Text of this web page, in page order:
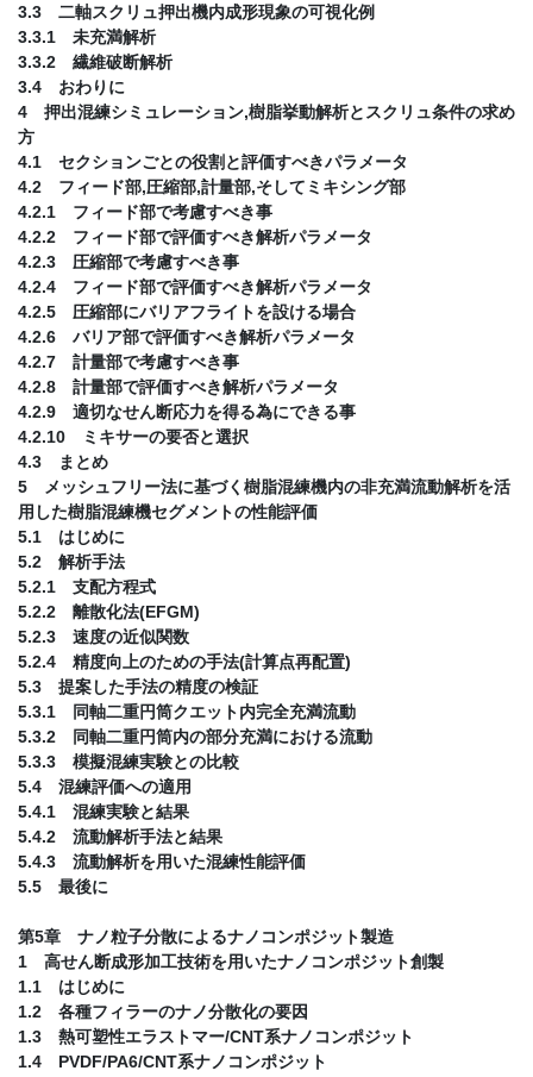
3.3 二軸スクリュ押出機内成形現象の可視化例
3.3.1 未充満解析
3.3.2 繊維破断解析
3.4 おわりに
4 押出混練シミュレーション,樹脂挙動解析とスクリュ条件の求め
方
4.1 セクションごとの役割と評価すべきパラメータ
4.2 フィード部,圧縮部,計量部,そしてミキシング部
4.2.1 フィード部で考慮すべき事
4.2.2 フィード部で評価すべき解析パラメータ
4.2.3 圧縮部で考慮すべき事
4.2.4 フィード部で評価すべき解析パラメータ
4.2.5 圧縮部にバリアフライトを設ける場合
4.2.6 バリア部で評価すべき解析パラメータ
4.2.7 計量部で考慮すべき事
4.2.8 計量部で評価すべき解析パラメータ
4.2.9 適切なせん断応力を得る為にできる事
4.2.10 ミキサーの要否と選択
4.3 まとめ
5 メッシュフリー法に基づく樹脂混練機内の非充満流動解析を活
用した樹脂混練機セグメントの性能評価
5.1 はじめに
5.2 解析手法
5.2.1 支配方程式
5.2.2 離散化法(EFGM)
5.2.3 速度の近似関数
5.2.4 精度向上のための手法(計算点再配置)
5.3 提案した手法の精度の検証
5.3.1 同軸二重円筒クエット内完全充満流動
5.3.2 同軸二重円筒内の部分充満における流動
5.3.3 模擬混練実験との比較
5.4 混練評価への適用
5.4.1 混練実験と結果
5.4.2 流動解析手法と結果
5.4.3 流動解析を用いた混練性能評価
5.5 最後に
第5章 ナノ粒子分散によるナノコンポジット製造
1 高せん断成形加工技術を用いたナノコンポジット創製
1.1 はじめに
1.2 各種フィラーのナノ分散化の要因
1.3 熱可塑性エラストマー/CNT系ナノコンポジット
1.4 PVDF/PA6/CNT系ナノコンポジット